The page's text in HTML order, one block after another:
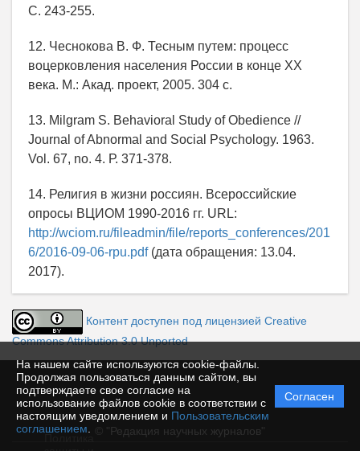
На нашем сайте используются cookie-файлы.
Продолжая пользоваться данным сайтом, вы
подтверждаете свое согласие на
использование файлов cookie в соответствии с
настоящим уведомлением и Пользовательским
соглашением
Согласен
С. 243-255.
12. Чеснокова В. Ф. Тесным путем: процесс
воцерковления населения России в конце XX
века. М.: Акад. проект, 2005. 304 с.
13. Milgram S. Behavioral Study of Obedience //
Journal of Abnormal and Social Psychology. 1963.
Vol. 67, no. 4. Р. 371-378.
14. Религия в жизни россиян. Всероссийские
опросы ВЦИОМ 1990-2016 гг. URL:
http://wciom.ru/fileadmin/file/reports_conferences/201
6/2016-09-06-rpu.pdf(дата обращения: 13.04.
2017).
Контент доступен под лицензией Creative
Commons Attribution 3.0 Unported
© "Редакция научных журналов"